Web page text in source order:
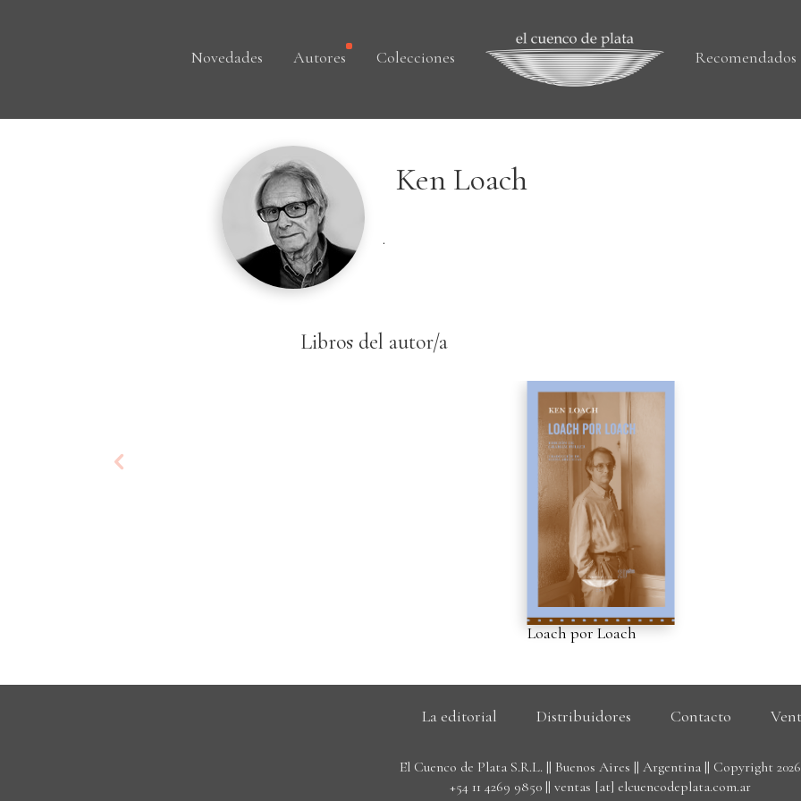
Novedades Autores Colecciones Recomendados
Ken Loach
.
Libros del autor/a
Loach por Loach
La editorial Distribuidores Contacto
El Cuenco de Plata S.R.L. || Buenos Aires || Argentina || Copyright 2026
+54 11 4269 9850 ||ventas [at] elcuencodeplata.com.ar